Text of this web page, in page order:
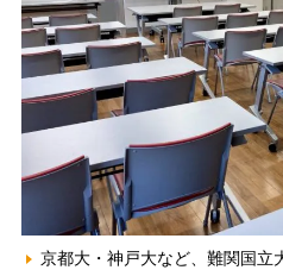
京都大・神戸大など、難関国立